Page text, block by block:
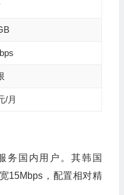
/月
务国内用户。其韩国
15Mbps，配置相对精